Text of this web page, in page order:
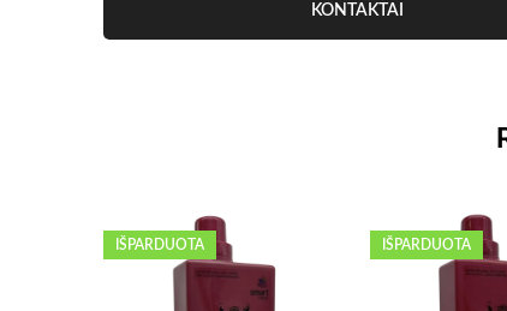
KONTAKTAI
IŠPARDUOTA IŠPARDUOTA